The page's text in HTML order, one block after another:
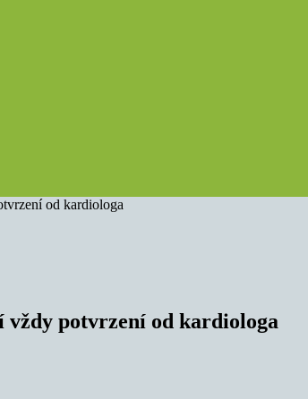
od kardiologa
vždy potvrzení od kardiologa